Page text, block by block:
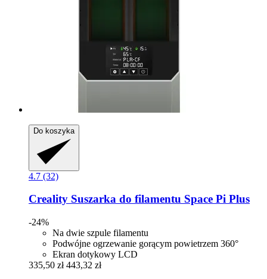
Do koszyka
4.7 (32)
Creality Suszarka do filamentu Space Pi Plus
-24%
Na dwie szpule filamentu
Podwójne ogrzewanie gorącym powietrzem 360°
Ekran dotykowy LCD
335,50 zł 443,32 zł